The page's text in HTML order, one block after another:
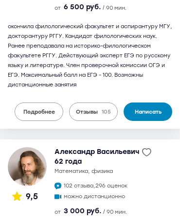
от 6 500 руб. / 90 мин.
окончила филологический факультет и аспирантуру МГУ,
докторантуру РГГУ. Кандидат филологических наук.
Ранее преподавала на историко-филологическом
факультете РГГУ. Действующий эксперт ЕГЭ по русскому
языку и литературе. Член проверочной комиссии ОГЭ и
ЕГЭ. Максимальный балл на ЕГЭ - 100. Возможны
дистанционные занятия
Подробнее Отзывы 105 Написать
9,5
Александр Васильевич
62 года
математика, физика
102 отзыва,296 оценок
можно дистанционно
от 3 000 руб. / 90 мин.